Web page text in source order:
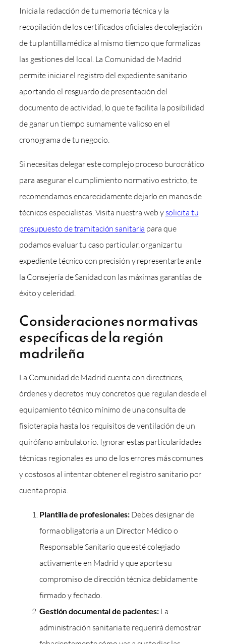
Inicia la redacción de tu memoria técnica y la
recopilación de los certificados oficiales de colegiación
de tu plantilla médica al mismo tiempo que formalizas
las gestiones del local. La Comunidad de Madrid
permite iniciar el registro del expediente sanitario
aportando el resguardo de presentación del
documento de actividad, lo que te facilita la posibilidad
de ganar un tiempo sumamente valioso en el
cronograma de tu negocio.
Si necesitas delegar este complejo proceso burocrático
para asegurar el cumplimiento normativo estricto, te
recomendamos encarecidamente dejarlo en manos de
técnicos especialistas. Visita nuestra web y solicita tu
presupuesto de tramitación sanitaria para que
podamos evaluar tu caso particular, organizar tu
expediente técnico con precisión y representarte ante
la Consejería de Sanidad con las máximas garantías de
éxito y celeridad.
Consideraciones normativas
específicas de la región
madrileña
La Comunidad de Madrid cuenta con directrices,
órdenes y decretos muy concretos que regulan desde el
equipamiento técnico mínimo de una consulta de
fisioterapia hasta los requisitos de ventilación de un
quirófano ambulatorio. Ignorar estas particularidades
técnicas regionales es uno de los errores más comunes
y costosos al intentar obtener el registro sanitario por
cuenta propia.
Plantilla de profesionales: Debes designar de
forma obligatoria a un Director Médico o
Responsable Sanitario que esté colegiado
activamente en Madrid y que aporte su
compromiso de dirección técnica debidamente
firmado y fechado.
Gestión documental de pacientes:La
administración sanitaria te requerirá demostrar